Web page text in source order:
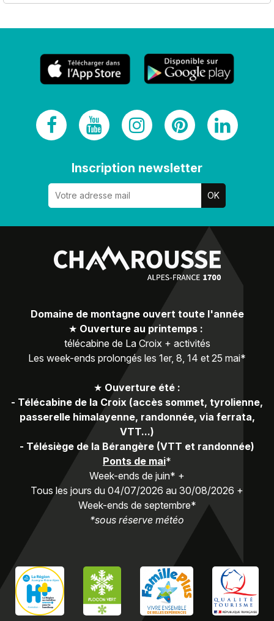
Inscription newsletter
Domaine de montagne ouvert toute l'année
★ Ouverture au printemps :
télécabine de La Croix + activités
Les week-ends prolongés les 1er, 8, 14 et 25 mai*
★ Ouverture été :
- Télécabine de la Croix (accès sommet, tyrolienne,
passerelle himalayenne, randonnée, via ferrata,
VTT...)
- Télésiège de la Bérangère (VTT et randonnée)
Ponts de mai*
Week-ends de juin* +
Tous les jours du 04/07/2026 au 30/08/2026 +
Week-ends de septembre*
*sous réserve météo